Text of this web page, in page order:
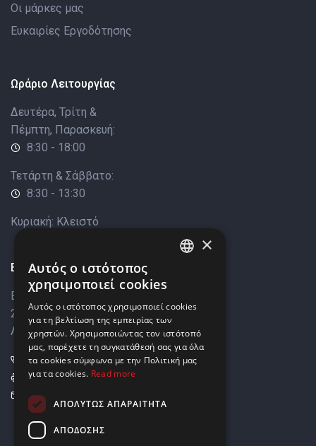
Οι μάρκες μας
Ευκαιρίες Εργοδότησης
Ωράριο Λειτουργίας
Δευτέρα, Τρίτη &
Πέμπτη, Παρασκευή:
8:30 - 18:00
Τετάρτη & Σάββατο:
8:30 - 13:30
Κυριακή: Κλειστό
Επικοινωνία
Βάρκιζας 8,
2033 Στρόβολος,
Λευκωσία, Κύπρος
+357 22449999
+357 22449989
info@elnia.com
GREEK
×
Αυτός ο ιστότοπος
χρησιμοποιεί cookies
Αυτός ο ιστότοπος χρησιμοποιεί cookies
για τη βελτίωση της εμπειρίας των
χρηστών. Χρησιμοποιώντας τον ιστότοπό
μας, παρέχετε τη συγκατάθεσή σας για όλα
τα cookies σύμφωνα με την Πολιτική μας
για τα cookies. Read more
ΑΠΟΛΎΤΩΣ ΑΠΑΡΑΊΤΗΤΑ
ΑΠΌΔΟΣΗΣ